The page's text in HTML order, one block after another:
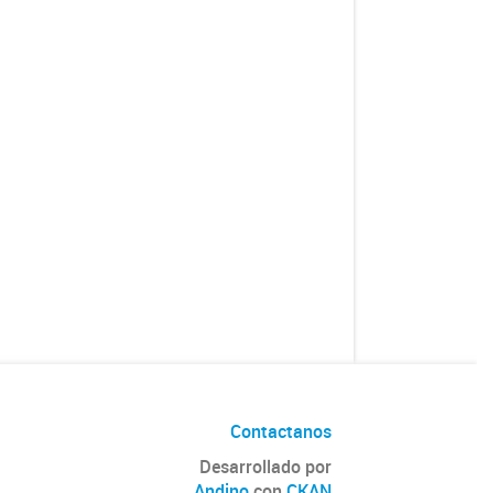
Contactanos
Desarrollado por